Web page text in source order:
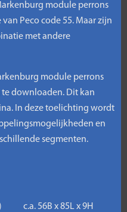
module perrons
Peco code 55. Maar zijn
met andere
module perrons
downloaden. Dit kan
In deze toelichting wordt
en
segmenten.
c.a. 56B x 85L x 9H